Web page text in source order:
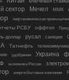
сектор Мечел ММК
нефтехимическая
РСБУ оффтоп
доллар русал санкции
Татнефть
удобрения Украина
экономика России
энергосбытовые компании